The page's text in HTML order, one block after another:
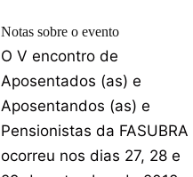
Notas sobre o evento
O V encontro de
Aposentados (as) e
Aposentandos (as) e
Pensionistas da FASUBRA
ocorreu nos dias 27, 28 e